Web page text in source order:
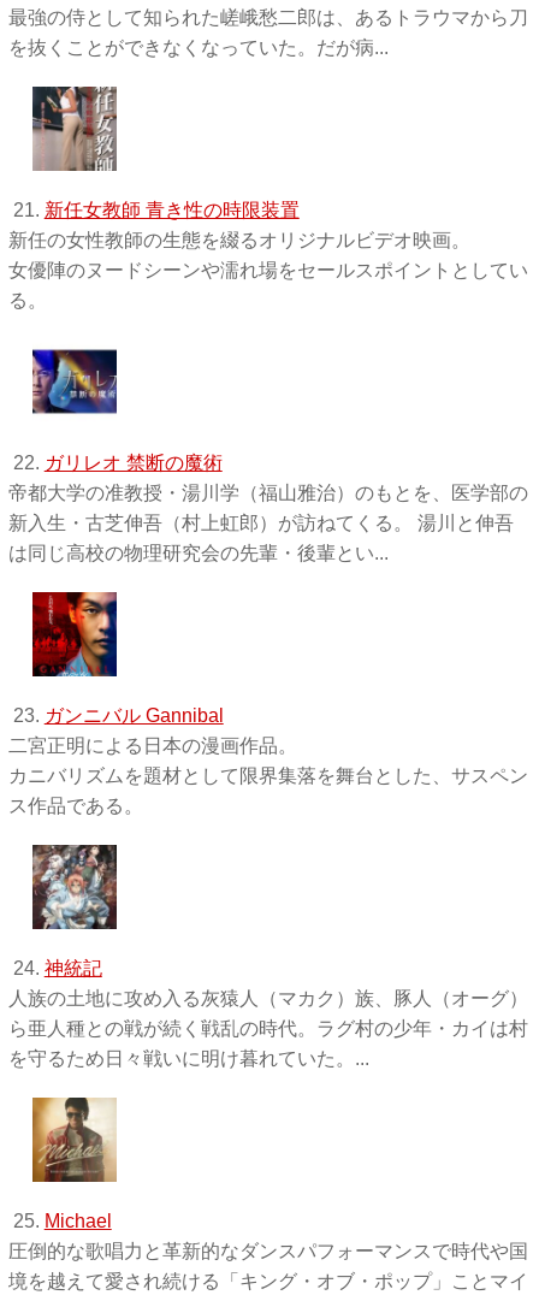
最強の侍として知られた嵯峨愁二郎は、あるトラウマから刀
を抜くことができなくなっていた。だが病...
21. 新任女教師 青き性の時限装置
新任の女性教師の生態を綴るオリジナルビデオ映画。
女優陣のヌードシーンや濡れ場をセールスポイントとしてい
る。
22. ガリレオ 禁断の魔術
帝都大学の准教授・湯川学（福山雅治）のもとを、医学部の
新入生・古芝伸吾（村上虹郎）が訪ねてくる。 湯川と伸吾
は同じ高校の物理研究会の先輩・後輩とい...
23. ガンニバル Gannibal
二宮正明による日本の漫画作品。
カニバリズムを題材として限界集落を舞台とした、サスペン
ス作品である。
24. 神統記
人族の土地に攻め入る灰猿人（マカク）族、豚人（オーグ）
ら亜人種との戦が続く戦乱の時代。ラグ村の少年・カイは村
を守るため日々戦いに明け暮れていた。...
25. Michael
圧倒的な歌唱力と革新的なダンスパフォーマンスで時代や国
境を越えて愛され続ける「キング・オブ・ポップ」ことマイ